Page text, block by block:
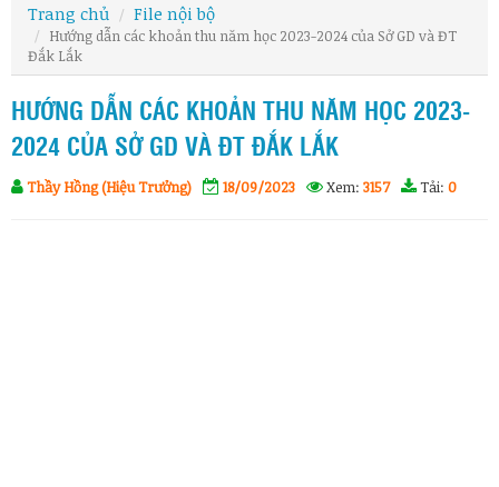
Trang chủ File nội bộ
Hướng dẫn các khoản thu năm học 2023-2024 của Sở GD và ĐT
Đắk Lắk
HƯỚNG DẪN CÁC KHOẢN THU NĂM HỌC 2023-
2024 CỦA SỞ GD VÀ ĐT ĐẮK LẮK
Thầy Hồng (Hiệu Trưởng) 18/09/2023 Xem: 3157 Tải: 0